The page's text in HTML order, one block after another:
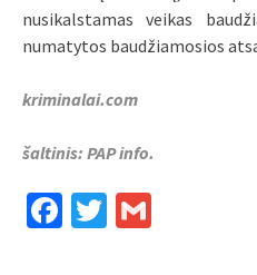
nusikalstamas veikas
numatytos baudžiamosios
kriminalai.com
šaltinis: PAP info.
Facebook
Twitter